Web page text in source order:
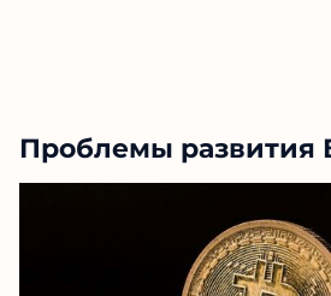
Проблемы развития